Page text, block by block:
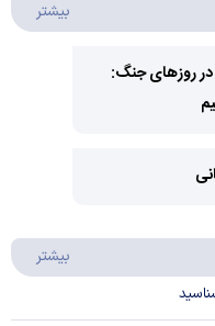
بیشتر
در روزهای جنگ:
بیشتر